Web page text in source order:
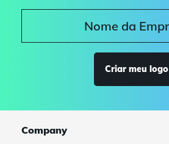
Criar meu logo
Company